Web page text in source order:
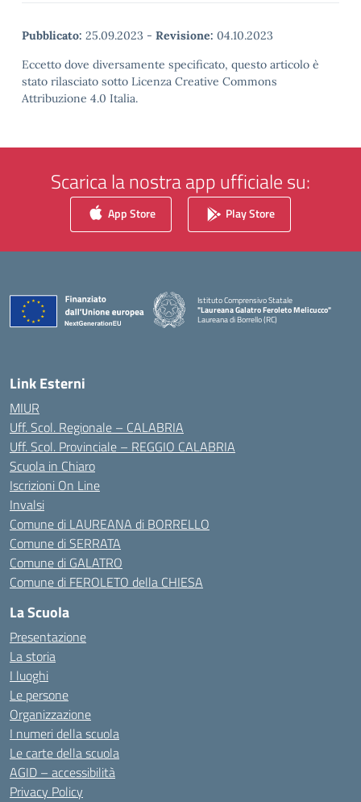
Pubblicato: 25.09.2023 - Revisione: 04.10.2023
Eccetto dove diversamente specificato, questo articolo è
stato rilasciato sotto Licenza Creative Commons
Attribuzione 4.0 Italia.
Scarica la nostra app ufficiale su:
App Store Play Store
Istituto Comprensivo Statale
"Laureana Galatro Feroleto Melicucco"
Laureana di Borrello (RC)
Link Esterni
MIUR
Uff. Scol. Regionale – CALABRIA
Uff. Scol. Provinciale – REGGIO CALABRIA
Scuola in Chiaro
Iscrizioni On Line
Invalsi
Comune di LAUREANA di BORRELLO
Comune di SERRATA
Comune di GALATRO
Comune di FEROLETO della CHIESA
La Scuola
Presentazione
La storia
I luoghi
Le persone
Organizzazione
I numeri della scuola
Le carte della scuola
AGID – accessibilità
Privacy Policy